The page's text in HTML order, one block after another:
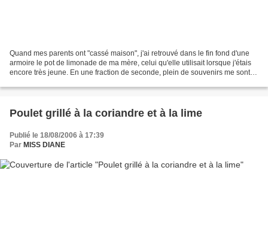
Quand mes parents ont "cassé maison", j'ai retrouvé dans le fin fond d'une
armoire le pot de limonade de ma mère, celui qu'elle utilisait lorsque j'étais
encore très jeune. En une fraction de seconde, plein de souvenirs me sont
Poulet grillé à la coriandre et à la lime
Publié le 18/08/2006 à 17:39
Par MISS DIANE